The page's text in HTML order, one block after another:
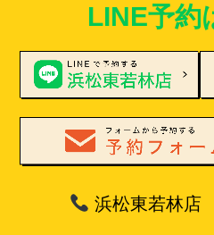
LINE予約
浜松東若林店